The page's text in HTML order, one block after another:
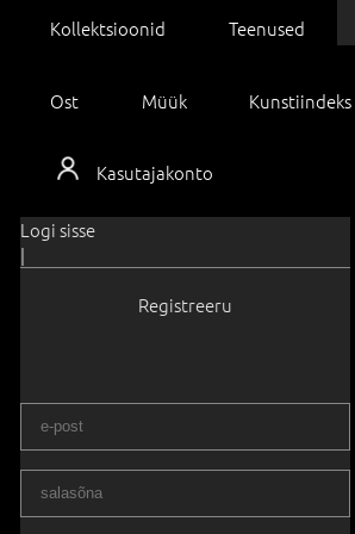
Kollektsioonid Teenused
Ost Müük Kunstiindeks
Kasutajakonto
Logi sisse
|
Registreeru